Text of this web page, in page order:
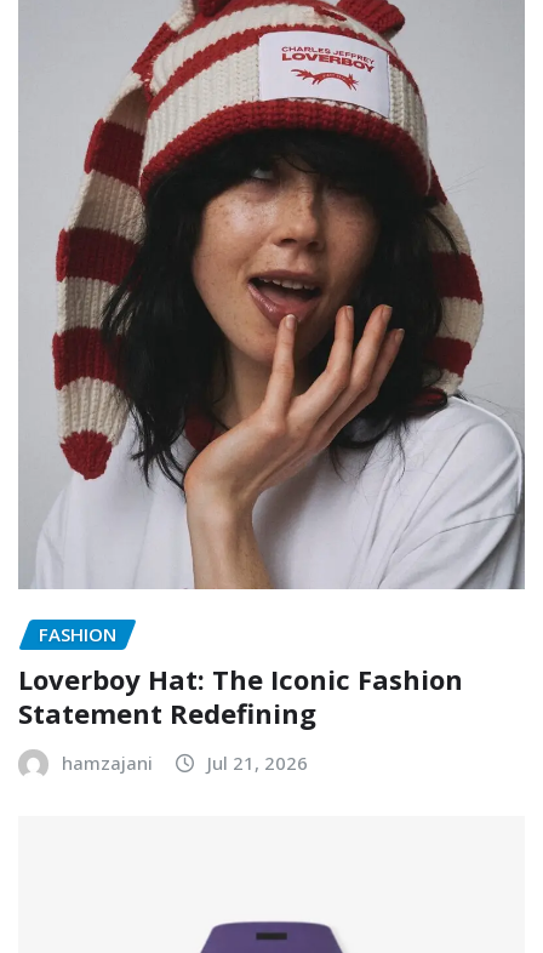
FASHION
Loverboy Hat: The Iconic Fashion
Statement Redefining
hamzajani Jul 21, 2026